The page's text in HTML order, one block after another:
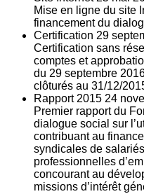
Mise en ligne du site
financement du
Certification 29
Certification sans
comptes et
du 29 septembre
clôturés au 31/12/
Rapport 2015 24
Premier rapport du
dialogue social sur
contribuant au
syndicales de
professionnelles
concourant au
missions d’intérêt